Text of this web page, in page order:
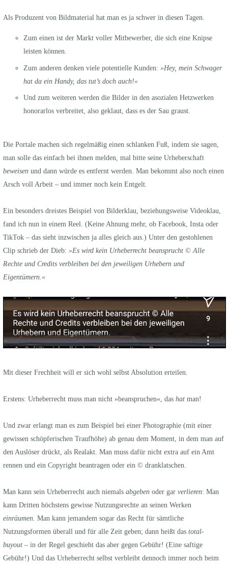
Als Produzent von Bildmaterial hat man es ja schwer in diesen Tagen.
Zum einen ist der Markt voller Mitbewerber, die sich eine Knipse
leisten können.
Zum anderen denken viele potentielle Kunden:»Hey, mein Schwager
hat da ein Handy, das tut’s doch auch!«
Und zum weiteren werden die Bilder in den asozialen Hetzwerken
honorarlos verbreitet, also geklaut, dass es der Sau graust.
Die Portale machen sich regelmäßig einen schlanken Fuß, indem sie sagen,
man solle das einfach bei ihnen melden, mal bitte seine Urheberschaft
beweisenund dann würde es entfernt werden. Man bekommt also noch einen
Arsch voll Arbeit – und immer noch kein Entgelt.
Ein besonders dreistes Beispiel von Bilderklau, beziehungsweise Videoklau,
fand ich nun in einem Reel. (Keine Ahnung mehr, ob Facebook, Insta oder
TikTok – das sieht inzwischen ja alles gleich aus.) Unter den gestohlenen
Clip schrieb der Dieb:»Es wird kein Urheberrecht beansprucht © Alle
Rechte und Credits verbleiben bei den jeweiligen Urhebern und
Eigentümern.«
Mit dieser Frechheit will er sich wohl selbst Absolution erteilen.
Erstens: Urheberrecht muss man nicht »beanspruchen«, dashatman!
Und zwar erlangt man es zum Beispiel bei einer Photographie (mit einer
gewissen schöpferischen Traufhöhe) ab genau dem Moment, in dem man auf
den Auslöser drückt, als Realakt. Man muss dafür nicht extra auf ein Amt
rennen und ein Copyright beantragen oder ein © dranklatschen.
Man kann sein Urheberrecht auch niemalsabgebenoder garverlieren: Man
kann Dritten höchstens gewisse Nutzungsrechte an seinen Werken
einräumen . Man kann jemandem sogar das Recht für sämtliche
Nutzungsformen überall und für alle Zeit geben; dann heißt dastotal-
buyout – in der Regel geschieht das aber gegen Gebühr! (Eine saftige
Gebühr!) Und das Urheberrecht selbst verbleibt dennoch immer noch beim